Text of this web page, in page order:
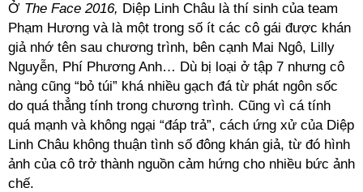
Ở The Face 2016, Diệp Linh Châu là thí sinh của team
Phạm Hương và là một trong số ít các cô gái được khán
giả nhớ tên sau chương trình, bên cạnh Mai Ngô, Lilly
Nguyễn, Phí Phương Anh… Dù bị loại ở tập 7 nhưng cô
nàng cũng “bỏ túi” khá nhiều gạch đá từ phát ngôn sốc
do quá thẳng tính trong chương trình. Cũng vì cá tính
quá mạnh và không ngại “đáp trả”, cách ứng xử của Diệp
Linh Châu không thuận tình số đông khán giả, từ đó hình
ảnh của cô trở thành nguồn cảm hứng cho nhiều bức ảnh
chế.